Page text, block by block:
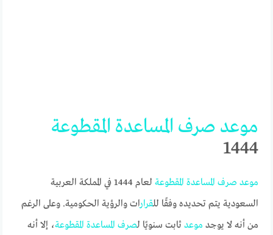
موعد صرف المساعدة المقطوعة
1444
موعد صرف المساعدة المقطوعة
لعام 1444 في المملكة العربية
السعودية يتم تحديده وفقًا للقرارات والرؤية الحكومية. وعلى الرغم
من أنه لا يوجد موعد ثابت سنويًا لصرف المساعدة المقطوعة، إلا أنه